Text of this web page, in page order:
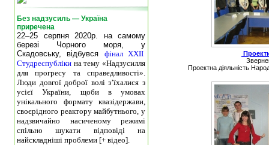
Без надзусиль — Україна
приречена
22–25 серпня 2020р. на самому
березі Чорного моря, у
Скадовську, відбувся фінал XXII
Студреспубліки на тему «Надзусилля
для прогресу та справедливості».
Люди довгої доброї волі з’їхалися з
усієї України, щоби в умовах
унікального формату квазідержави,
своєрідного реактору майбутнього, у
надзвичайно насиченому режимі
спільно шукати відповіді на
найскладніші проблеми [+ відео].
Проектна діяльність